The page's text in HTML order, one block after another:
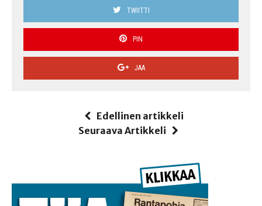
TWIITTI
PIN
JAA
Edellinen artikkeli
Seuraava Artikkeli